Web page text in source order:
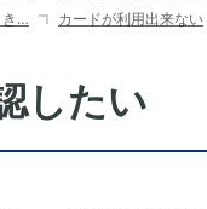
き… カードが利用出来ない
したい